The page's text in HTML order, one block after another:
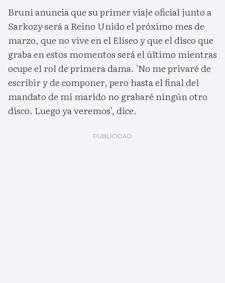
Bruni anuncia que su primer viaje oficial junto a
Sarkozy será a Reino Unido el próximo mes de
marzo, que no vive en el Elíseo y que el disco que
graba en estos momentos será el último mientras
ocupe el rol de primera dama. 'No me privaré de
escribir y de componer, pero hasta el final del
mandato de mi marido no grabaré ningún otro
disco. Luego ya veremos', dice.